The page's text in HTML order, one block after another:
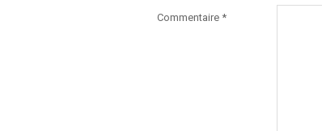
Commentaire *